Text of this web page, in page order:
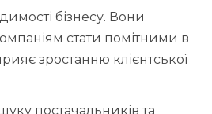
бізнесу. Вони
стати помітними в
зростанню клієнтської
постачальників та